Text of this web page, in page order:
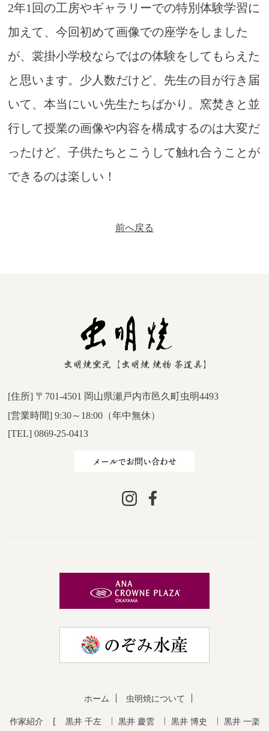
2年1回の工房やギャラリーでの特別体験学習に
加えて、今回初めて画像での座学をしました
が、裳掛小学校ならではの体験をしてもらえた
と思います。少人数だけど、先生の目が行き届
いて、本当にいい先生たちばかり。窯焚きと並
行して授業の画像や内容を構成するのは大変だ
ったけど、子供たちとこうして触れ合うことが
できるのは楽しい！
前へ戻る
[住所] 〒701-4501 岡山県瀬戸内市邑久町虫明4493
[営業時間] 9:30～18:00（年中無休）
[TEL] 0869-25-0413
メールでお問い合わせ
ホーム 虫明焼について
作家紹介 黒井 千左 黒井 慶雲 黒井 博史 黒井 一楽